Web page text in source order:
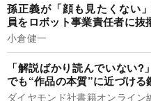
孫正義が「顔も見たくない
員をロボット事業責任者に抜
小倉健一
「解説ばかり読んでいない?
でも“作品の本質”に近づける
ダイヤモンド社書籍オンライン